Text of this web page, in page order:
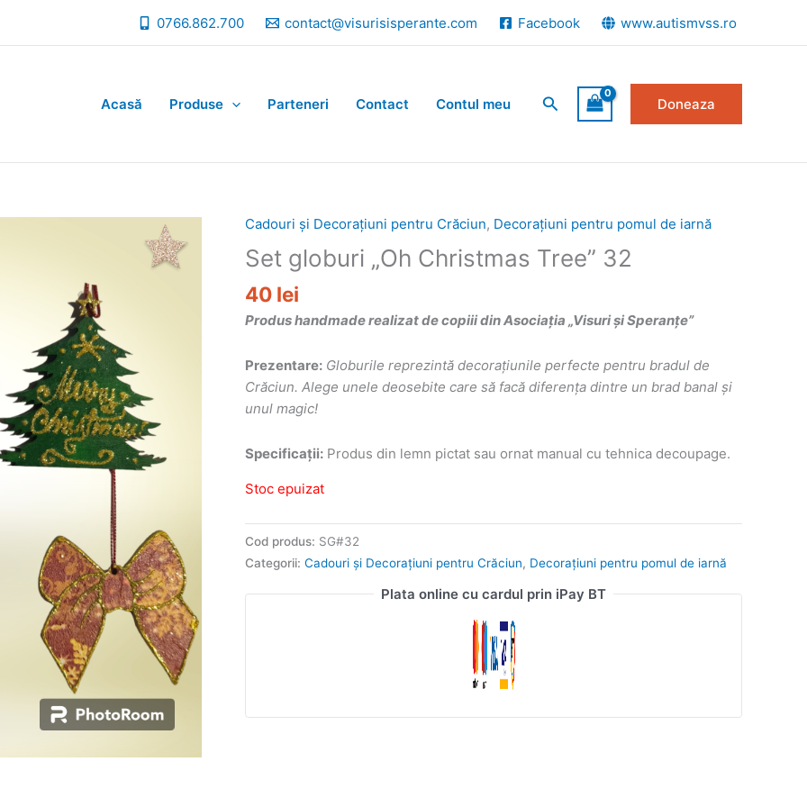
0766.862.700 contact@visurisisperante.com Facebook www.autismvss.ro
Acasă Produse Parteneri Contact Contul meu Search Doneaza
Cadouri și Decorațiuni pentru Crăciun, Decorațiuni pentru pomul de iarnă
Set globuri „Oh Christmas Tree” 32
40 lei
Produs handmade realizat de copiii din Asociația „Visuri și Speranțe”
Prezentare: Globurile reprezintă decorațiunile perfecte pentru bradul de
Crăciun. Alege unele deosebite care să facă diferența dintre un brad banal și
unul magic!
Specificații: Produs din lemn pictat sau ornat manual cu tehnica decoupage.
Stoc epuizat
Cod produs: SG#32
Categorii: Cadouri și Decorațiuni pentru Crăciun, Decorațiuni pentru pomul de iarnă
Plata online cu cardul prin iPay BT